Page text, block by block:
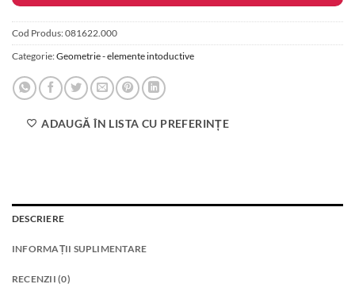
Cod Produs:081622.000
Categorie:Geometrie - elemente intoductive
ADAUGĂ ÎN LISTA CU PREFERINȚE
DESCRIERE
INFORMAȚII SUPLIMENTARE
RECENZII (0)